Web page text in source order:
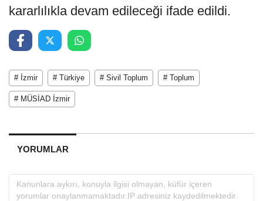
kararlılıkla devam edileceği ifade edildi.
# İzmir # Türkiye # Sivil Toplum # Toplum
# MÜSİAD İzmir
YORUMLAR